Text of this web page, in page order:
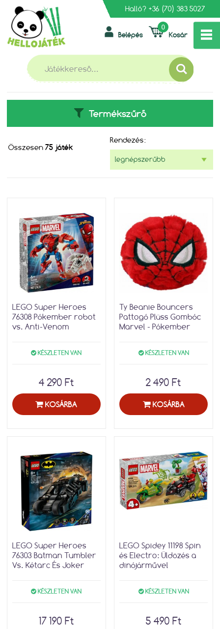
Halló? +36 (70) 383 5027
Kosár
0
Belépés
SZUPERHŐSÖK
Termékszűrő
Összesen 75 játék
Rendezés:
LEGO Super Heroes
76308 Pókember robot
vs. Anti-Venom
KÉSZLETEN VAN
4 290 Ft
KOSÁRBA
Ty Beanie Bouncers
Pattogó Plüss Gombóc
Marvel - Pókember
KÉSZLETEN VAN
2 490 Ft
KOSÁRBA
LEGO Super Heroes
76303 Batman Tumbler
Vs. Kétarc És Joker
KÉSZLETEN VAN
17 190 Ft
LEGO Spidey 11198 Spin
és Electro: Üldözés a
dinójárművel
KÉSZLETEN VAN
5 490 Ft